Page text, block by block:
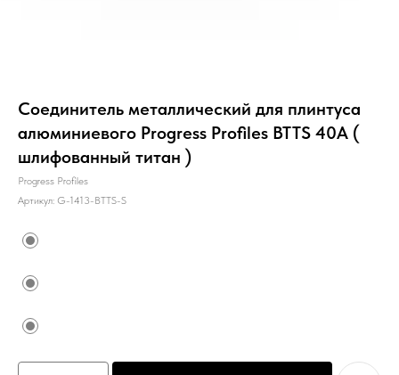
Соединитель металлический для плинтуса
алюминиевого Progress Profiles BTTS 40A (
шлифованный титан )
Progress Profiles
Артикул: G-1413-BTTS-S